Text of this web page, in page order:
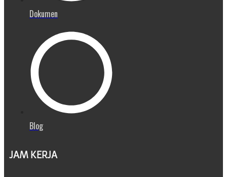
Dokumen
Blog
JAM KERJA